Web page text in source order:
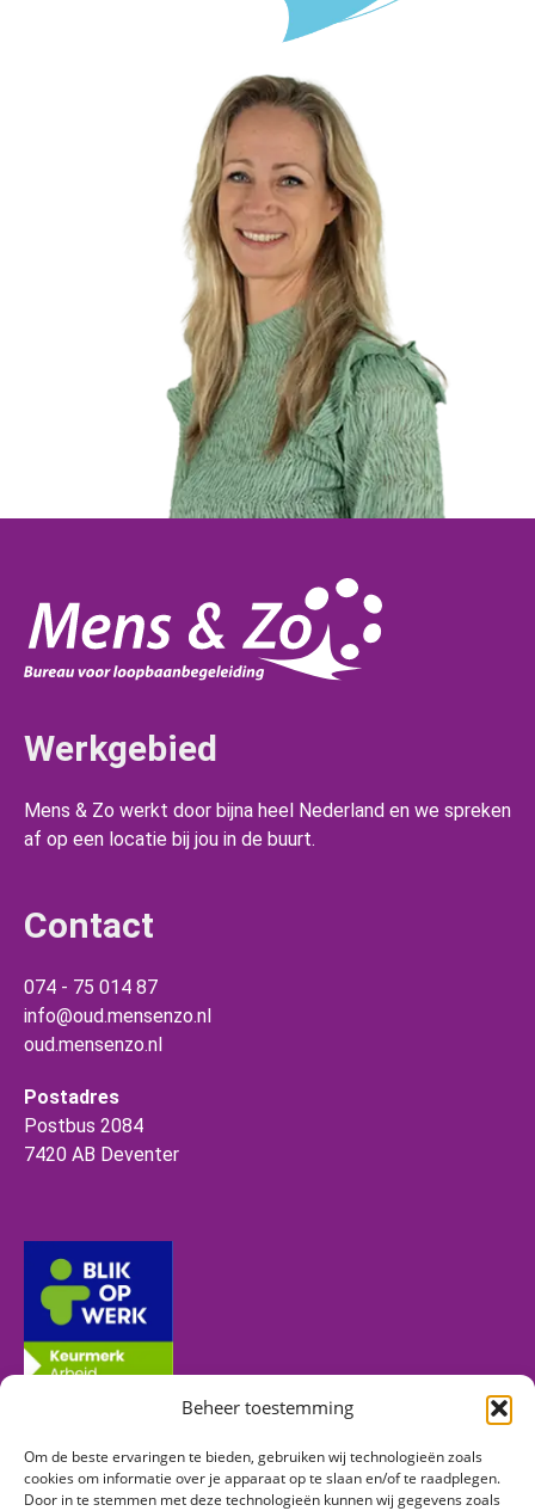
Beheer toestemming
Om de beste ervaringen te bieden, gebruiken wij technologieën zoals
cookies om informatie over je apparaat op te slaan en/of te raadplegen.
Door in te stemmen met deze technologieën kunnen wij gegevens zoals
Werkgebied
Mens & Zo werkt door bijna heel Nederland en we spreken
af op een locatie bij jou in de buurt.
Contact
074 - 75 014 87
info@oud.mensenzo.nl
oud.mensenzo.nl
Postadres
Postbus 2084
7420 AB Deventer
Volg ons